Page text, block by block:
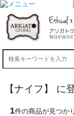
【ナイフ】 に
1件の商品が見つか